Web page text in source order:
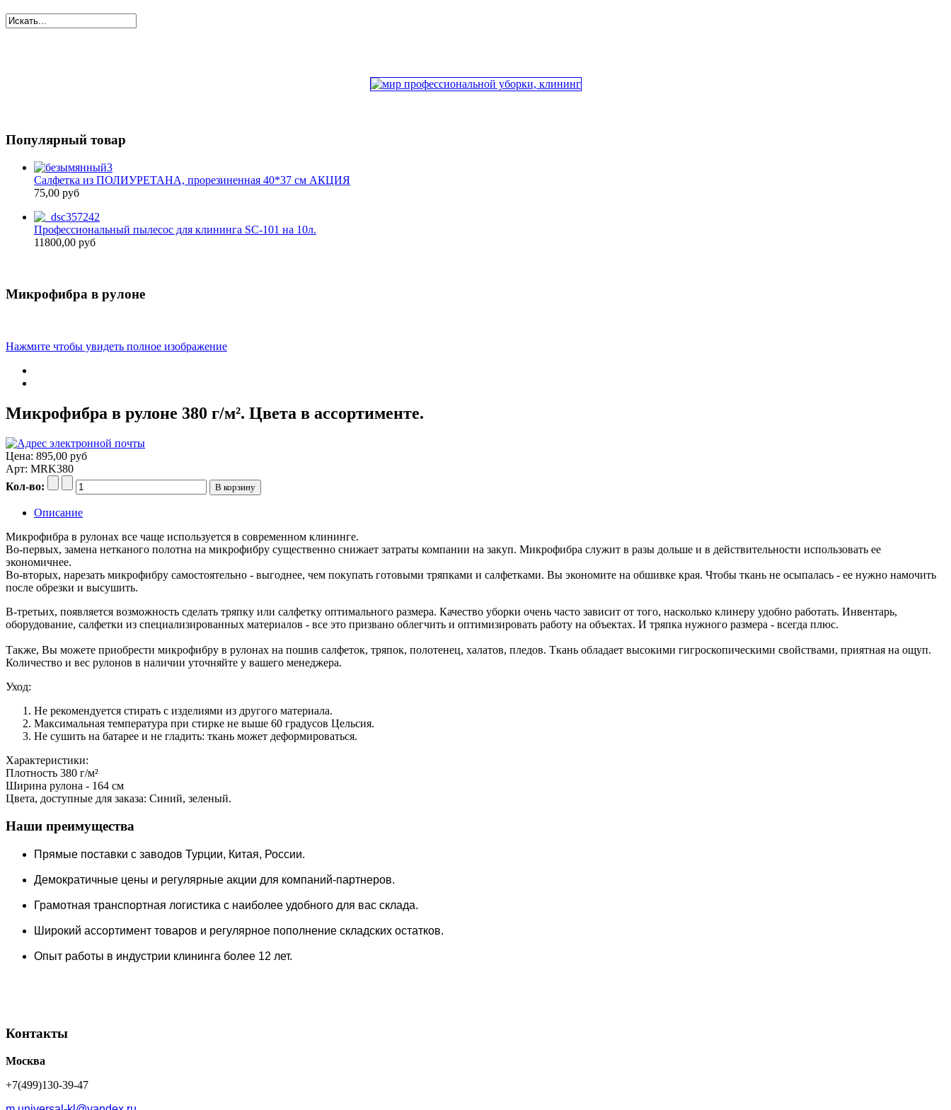
Популярный товар
Салфетка из ПОЛИУРЕТАНА, прорезиненная 40*37 см АКЦИЯ
75,00 руб
Профессиональный пылесос для клининга SC-101 на 10л.
11800,00 руб
Микрофибра в рулоне
Нажмите чтобы увидеть полное изображение
Микрофибра в рулоне 380 г/м². Цвета в ассортименте.
Цена: 895,00 руб
Арт: MRK380
Кол-во:
Описание
Микрофибра в рулонах все чаще используется в современном клининге.
Во-первых, замена нетканого полотна на микрофибру существенно снижает затраты компании на закуп. Микрофибра служит в разы дольше и в действительности использовать ее
экономичнее.
Во-вторых, нарезать микрофибру самостоятельно - выгоднее, чем покупать готовыми тряпками и салфетками. Вы экономите на обшивке края. Чтобы ткань не осыпалась - ее нужно намочить
после обрезки и высушить.
В-третьих, появляется возможность сделать тряпку или салфетку оптимального размера. Качество уборки очень часто зависит от того, насколько клинеру удобно работать. Инвентарь,
оборудование, салфетки из специализированных материалов - все это призвано облегчить и оптимизировать работу на объектах. И тряпка нужного размера - всегда плюс.
Также, Вы можете приобрести микрофибру в рулонах на пошив салфеток, тряпок, полотенец, халатов, пледов. Ткань обладает высокими гигроскопическими свойствами, приятная на ощуп.
Количество и вес рулонов в наличии уточняйте у вашего менеджера.
Уход:
Не рекомендуется стирать с изделиями из другого материала.
Максимальная температура при стирке не выше 60 градусов Цельсия.
Не сушить на батарее и не гладить: ткань может деформироваться.
Характеристики:
Плотность 380 г/м²
Ширина рулона - 164 см
Цвета, доступные для заказа: Синий, зеленый.
Наши преимущества
Прямые поставки c заводов Турции, Китая, России.
Демократичные цены и регулярные акции для компаний-партнеров.
Грамотная транспортная логистика с наиболее удобного для вас склада.
Широкий ассортимент товаров и регулярное пополнение складских остатков.
Опыт работы в индустрии клининга более 12 лет.
Контакты
Москва
+7(499)130-39-47